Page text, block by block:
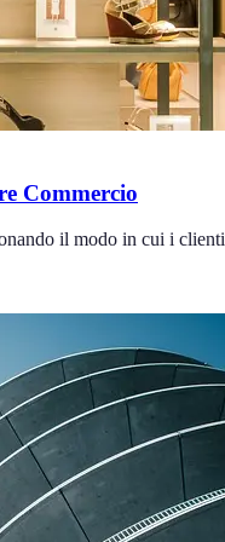
Commercio
il modo in cui i